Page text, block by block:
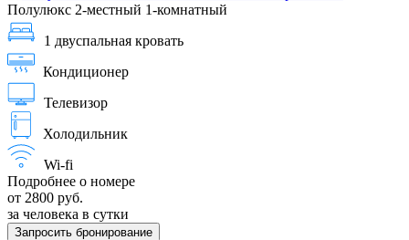
Полулюкс 2-местный 1-комнатный
1 двуспальная кровать
Кондиционер
Телевизор
Холодильник
Wi-fi
Подробнее о номере
от 2800 руб.
за человека в сутки
Запросить бронирование